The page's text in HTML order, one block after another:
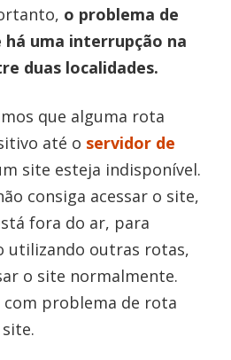
o problema de
uma interrupção na
duas localidades.
que alguma rota
até o servidor de
site esteja indisponível.
consiga acessar o site,
fora do ar, para
utilizando outras rotas,
o site normalmente.
com problema de rota